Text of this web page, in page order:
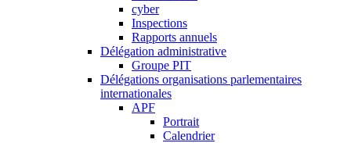
cyber
Inspections
Rapports annuels
Délégation administrative
Groupe PIT
Délégations organisations parlementaires
internationales
APF
Portrait
Calendrier